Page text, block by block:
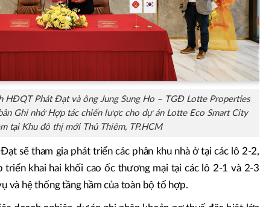
HĐQT Phát Đạt và ông Jung Sung Ho – TGĐ Lotte Properties
Ghi nhớ Hợp tác chiến lược cho dự án Lotte Eco Smart City
tại Khu đô thị mới Thủ Thiêm, TP.HCM
sẽ tham gia phát triển các phân khu nhà ở tại các lô 2-2,
khai hai khối cao ốc thương mại tại các lô 2-1 và 2-3
và hệ thống tầng hầm của toàn bộ tổ hợp.